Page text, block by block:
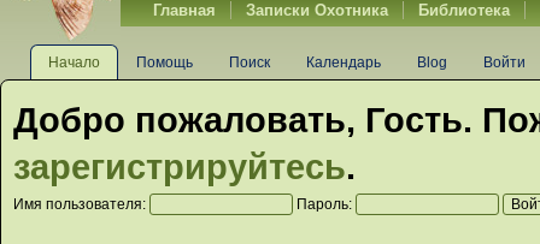
Главная Записки Охотника Библиотека
Начало Помощь Поиск Календарь Blog Войти
Добро пожаловать, Гость.
зарегистрируйтесь.
Имя пользователя: Пароль: